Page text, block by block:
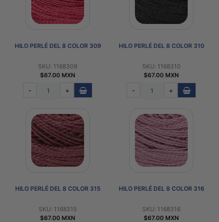
HILO PERLÉ DEL 8 COLOR 309
SKU: 1168309
$67.00 MXN
- +
HILO PERLÉ DEL 8 COLOR 310
SKU: 1168310
$67.00 MXN
- +
HILO PERLÉ DEL 8 COLOR 315
SKU: 1168315
$67.00 MXN
HILO PERLÉ DEL 8 COLOR 316
SKU: 1168316
$67.00 MXN